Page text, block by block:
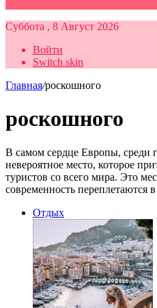
Суббота , 8 Август 2026
Войти
Switch skin
Главная/роскошного
роскошного
В самом сердце Европы, среди
невероятное место, которое
туристов со всего мира. Это
современность переплетаются
Отдых